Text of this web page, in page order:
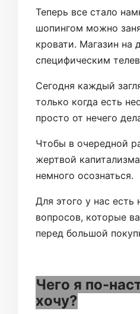
Теперь все стало
шопингом можно
кровати. Магазин на
специфическим
Сегодня каждый
только когда есть
просто от нечего
Чтобы в очередной
жертвой
немного осознаться.
Для этого у нас есть
вопросов, которые
перед большой
Чего я по-
хочу?